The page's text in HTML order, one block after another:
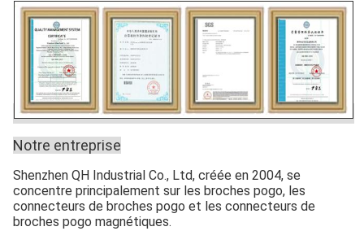
Notre entreprise
Shenzhen QH Industrial Co., Ltd, créée en 2004, se
concentre principalement sur les broches pogo, les
connecteurs de broches pogo et les connecteurs de
broches pogo magnétiques.